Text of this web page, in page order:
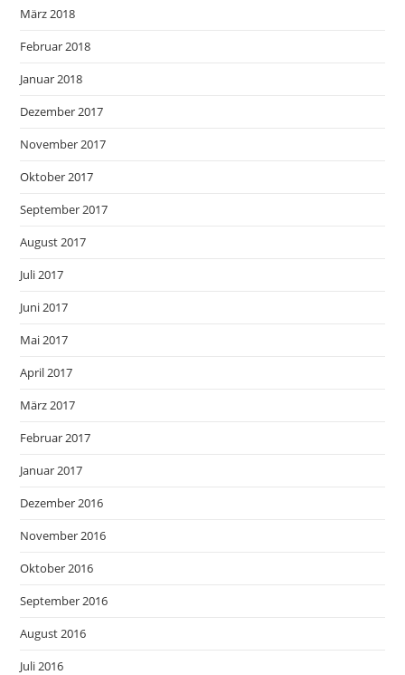
März 2018
Februar 2018
Januar 2018
Dezember 2017
November 2017
Oktober 2017
September 2017
August 2017
Juli 2017
Juni 2017
Mai 2017
April 2017
März 2017
Februar 2017
Januar 2017
Dezember 2016
November 2016
Oktober 2016
September 2016
August 2016
Juli 2016